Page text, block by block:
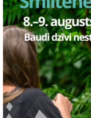
Statistikas sīkdatnes
lai uzlabotu vietnes
pakalpojumus)
Statistikas sīkdatnes
lai uzlabotu vietnes
pakalpojumus)
Statistikas sīkdatnes